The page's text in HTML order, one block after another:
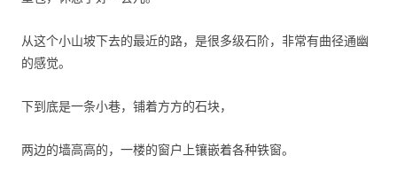
从这个小山坡下去的最近的路，是很多级石阶，非常有曲径通幽
的感觉。
下到底是一条小巷，铺着方方的石块，
两边的墙高高的，一楼的窗户上镶嵌着各种铁窗。